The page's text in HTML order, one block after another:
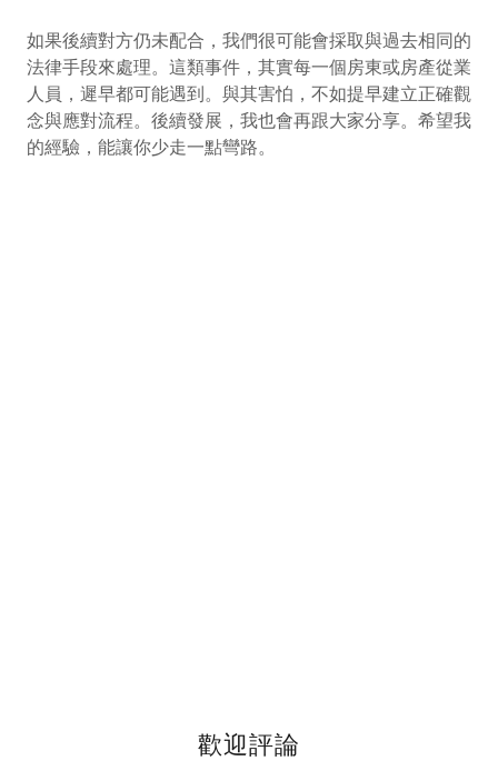
如果後續對方仍未配合，我們很可能會採取與過去相同的
法律手段來處理。這類事件，其實每一個房東或房產從業
人員，遲早都可能遇到。與其害怕，不如提早建立正確觀
念與應對流程。後續發展，我也會再跟大家分享。希望我
的經驗，能讓你少走一點彎路。
歡迎評論